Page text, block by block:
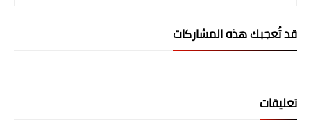
قد تُعجبك هذه المشاركات
تعليقات